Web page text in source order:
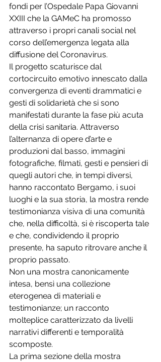
fondi per l’Ospedale Papa Giovanni
XXIII che la GAMeC ha promosso
attraverso i propri canali social nel
corso dell’emergenza legata alla
diffusione del Coronavirus.
Il progetto scaturisce dal
cortocircuito emotivo innescato dalla
convergenza di eventi drammatici e
gesti di solidarietà che si sono
manifestati durante la fase più acuta
della crisi sanitaria. Attraverso
l’alternanza di opere d’arte e
produzioni dal basso, immagini
fotografiche, filmati, gesti e pensieri di
quegli autori che, in tempi diversi,
hanno raccontato Bergamo, i suoi
luoghi e la sua storia, la mostra rende
testimonianza visiva di una comunità
che, nella difficoltà, si è riscoperta tale
e che, condividendo il proprio
presente, ha saputo ritrovare anche il
proprio passato.
Non una mostra canonicamente
intesa, bensì una collezione
eterogenea di materiali e
testimonianze; un racconto
molteplice caratterizzato da livelli
narrativi differenti e temporalità
scomposte.
La prima sezione della mostra